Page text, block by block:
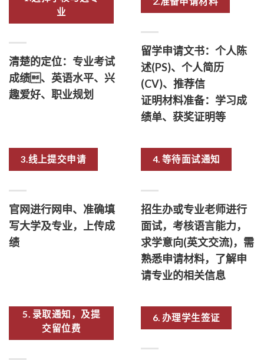
业
清楚的定位：专业考试
成绩、英语水平、兴
趣爱好、职业规划
留学申请文书：个人陈
述(PS)、个人简历
(CV)、推荐信
证明材料准备：学习成
绩单、获奖证明等
3.线上提交申请
官网进行网申、准确填
写大学及专业，上传成
绩
4. 等待面试通知
招生办或专业老师进行
面试，考核语言能力，
求学意向(英文交流)，需
熟悉申请材料，了解申
请专业的相关信息
5. 录取通知，及提
交留位费
6. 办理学生签证